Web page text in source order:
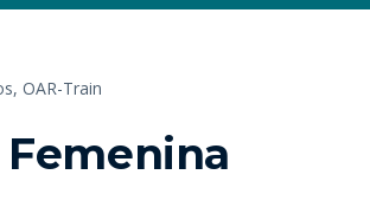
OAR-Train
Femenina